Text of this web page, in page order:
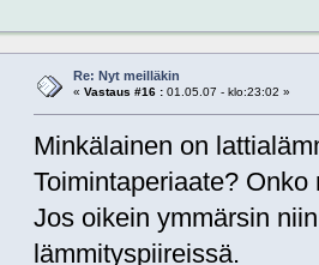
Re: Nyt meilläkin
« Vastaus #16 :01.05.07 - klo:23:02 »
Minkälainen on
Toimintaperiaate?
Jos oikein ymmärsin
lämmityspiireissä.